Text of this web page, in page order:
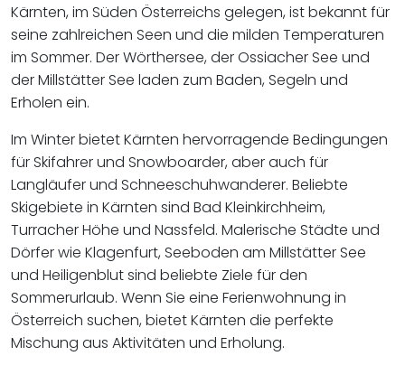
Kärnten, im Süden Österreichs gelegen, ist bekannt für
seine zahlreichen Seen und die milden Temperaturen
im Sommer. Der Wörthersee, der Ossiacher See und
der Millstätter See laden zum Baden, Segeln und
Erholen ein.
Im Winter bietet Kärnten hervorragende Bedingungen
für Skifahrer und Snowboarder, aber auch für
Langläufer und Schneeschuhwanderer. Beliebte
Skigebiete in Kärnten sind Bad Kleinkirchheim,
Turracher Höhe und Nassfeld. Malerische Städte und
Dörfer wie Klagenfurt, Seeboden am Millstätter See
und Heiligenblut sind beliebte Ziele für den
Sommerurlaub. Wenn Sie eine Ferienwohnung in
Österreich suchen, bietet Kärnten die perfekte
Mischung aus Aktivitäten und Erholung.